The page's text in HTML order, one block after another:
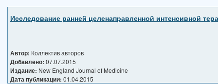
Исследование ранней целенаправленной интенсивной
Автор: Коллектив авторов
Добавлено: 07.07.2015
Издание: New England Journal of Medicine
Дата публикации: 01.04.2015